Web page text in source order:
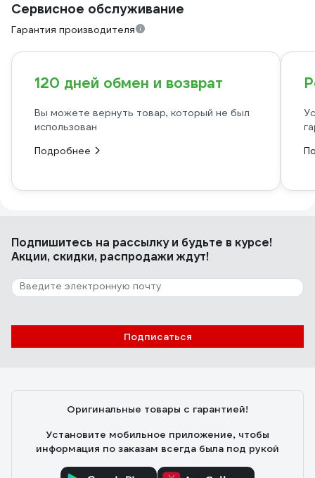
Сервисное обслуживание
Гарантия производителя
120 дней обмен и возврат
Вы можете вернуть товар, который не был
использован
Подробнее
Подпишитесь на рассылкуи будьте в курсе!
Акции, скидки, распродажи ждут!
Подписаться
Оригинальные товары с гарантией!
Установите мобильное приложение, чтобы
информация по заказам всегда была под рукой